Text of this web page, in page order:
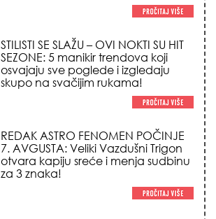
STILISTI SE SLAŽU – OVI NOKTI SU HIT
SEZONE: 5 manikir trendova koji
osvajaju sve poglede i izgledaju
skupo na svačijim rukama!
REDAK ASTRO FENOMEN POČINJE
7. AVGUSTA: Veliki Vazdušni Trigon
otvara kapiju sreće i menja sudbinu
za 3 znaka!